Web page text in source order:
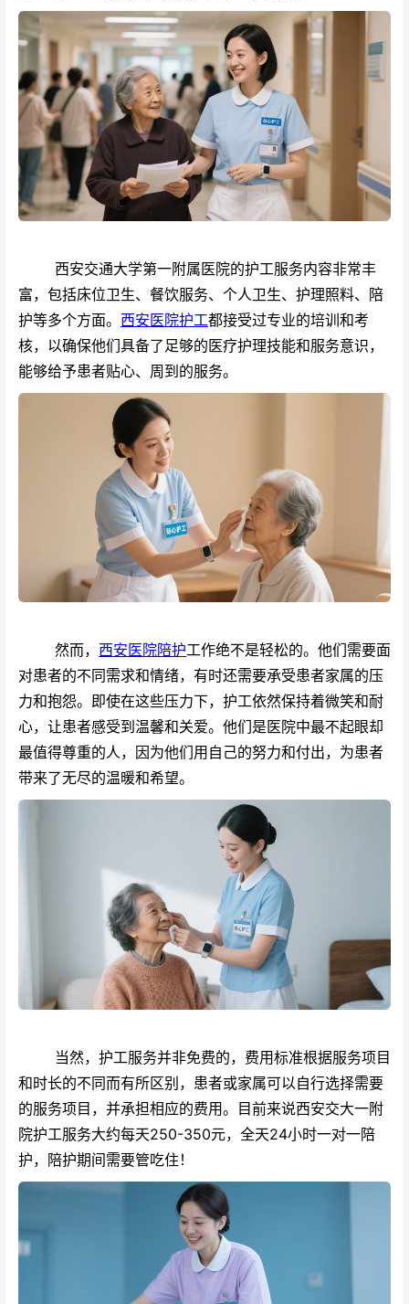
西安交通大学第一附属医院的护工服务内容非常丰
富，包括床位卫生、餐饮服务、个人卫生、护理照料、陪
护等多个方面。 西安医院护工都接受过专业的培训和考
核，以确保他们具备了足够的医疗护理技能和服务意识，
能够给予患者贴心、周到的服务。
然而， 西安医院陪护工作绝不是轻松的。他们需要面
对患者的不同需求和情绪，有时还需要承受患者家属的压
力和抱怨。即使在这些压力下，护工依然保持着微笑和耐
心，让患者感受到温馨和关爱。他们是医院中最不起眼却
最值得尊重的人，因为他们用自己的努力和付出，为患者
带来了无尽的温暖和希望。
当然，护工服务并非免费的，费用标准根据服务项目
和时长的不同而有所区别，患者或家属可以自行选择需要
的服务项目，并承担相应的费用。目前来说西安交大一附
院护工服务大约每天250-350元，全天24小时一对一陪
护，陪护期间需要管吃住！